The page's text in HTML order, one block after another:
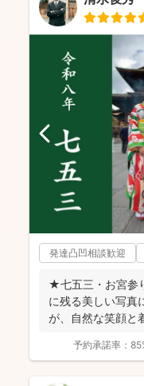
発達凸凹相談歓迎
★七五三・お宮参
に残る美しい写真
が、自然な笑顔と
予約承諾率：